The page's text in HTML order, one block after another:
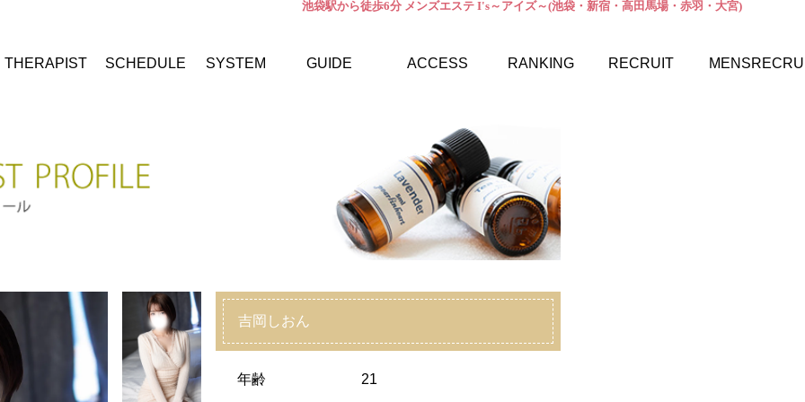
池袋駅から徒歩6分 メンズエステ I's～アイズ～(池袋・新宿・高田馬場・赤羽・大宮)
THERAPIST SCHEDULE SYSTEM GUIDE ACCESS RANKING RECRUIT
吉岡しおん
年齢 21